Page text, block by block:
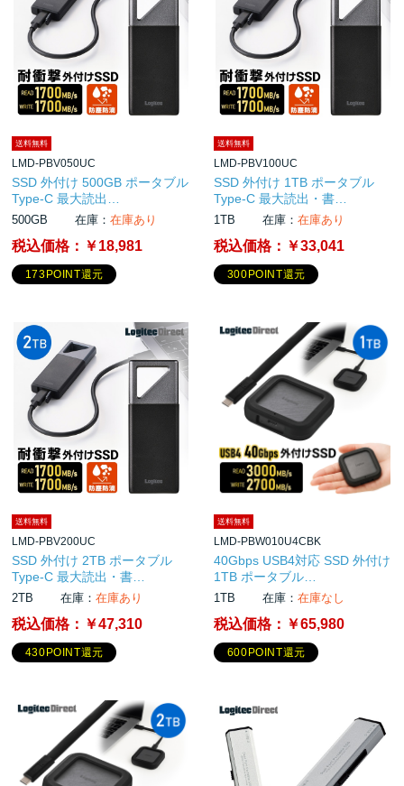
送料無料
LMD-PBV050UC
SSD 外付け 500GB ポータブル
Type-C 最大読出…
500GB 在庫：在庫あり
税込価格： ￥18,981
173POINT還元
送料無料
LMD-PBV100UC
SSD 外付け 1TB ポータブル
Type-C 最大読出・書…
1TB 在庫：在庫あり
税込価格： ￥33,041
300POINT還元
送料無料
LMD-PBV200UC
SSD 外付け 2TB ポータブル
Type-C 最大読出・書…
2TB 在庫：在庫あり
税込価格： ￥47,310
430POINT還元
送料無料
LMD-PBW010U4CBK
40Gbps USB4対応 SSD 外付け
1TB ポータブル…
1TB 在庫：在庫なし
税込価格： ￥65,980
600POINT還元